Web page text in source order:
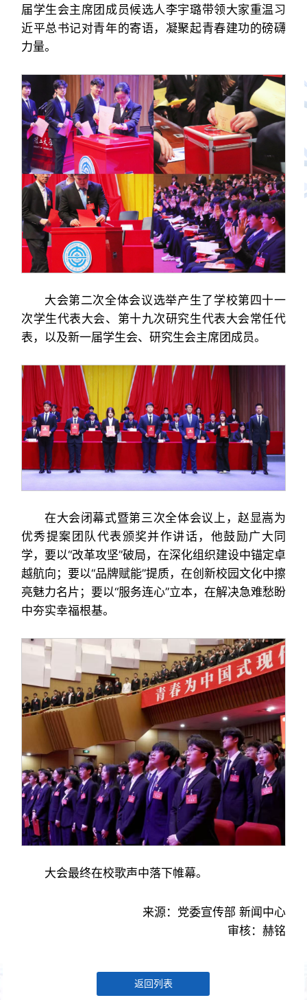
届学生会主席团成员候选人李宇璐带领大家重温习
近平总书记对青年的寄语，凝聚起青春建功的磅礴
力量。
大会第二次全体会议选举产生了学校第四十一
次学生代表大会、第十九次研究生代表大会常任代
表，以及新一届学生会、研究生会主席团成员。
在大会闭幕式暨第三次全体会议上，赵显嵩为
优秀提案团队代表颁奖并作讲话，他鼓励广大同
学，要以“改革攻坚”破局，在深化组织建设中锚定卓
越航向；要以“品牌赋能”提质，在创新校园文化中擦
亮魅力名片；要以“服务连心”立本，在解决急难愁盼
中夯实幸福根基。
大会最终在校歌声中落下帷幕。
来源：党委宣传部 新闻中心
审核：赫铭
返回列表